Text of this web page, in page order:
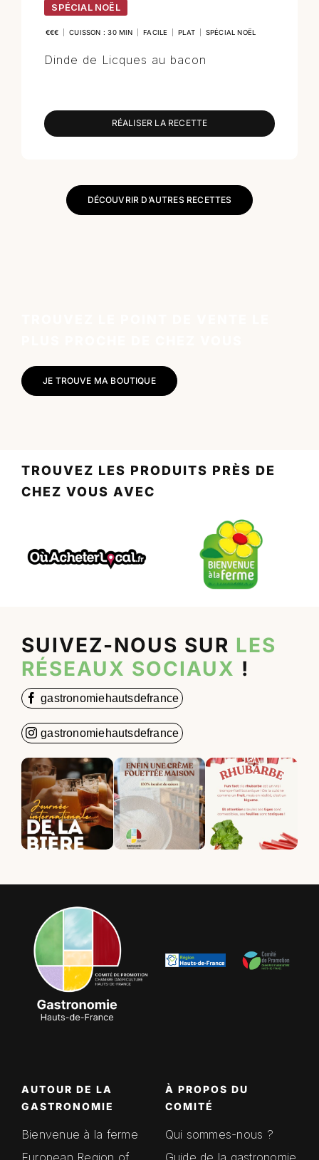
SPÉCIAL NOËL
€€€ CUISSON : 30 MIN FACILE PLAT SPÉCIAL NOËL
Dinde de Licques au bacon
RÉALISER LA RECETTE
DÉCOUVRIR D’AUTRES RECETTES
JE TROUVE MA BOUTIQUE
TROUVEZ LES PRODUITS PRÈS DE
CHEZ VOUS AVEC
SUIVEZ-NOUS SUR LES
RÉSEAUX SOCIAUX !
AUTOUR DE LA
GASTRONOMIE
Bienvenue à la ferme
À PROPOS DU
COMITÉ
Qui sommes-nous ?